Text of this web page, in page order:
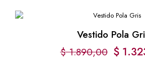
Vestido Pola
$1.890,00 $